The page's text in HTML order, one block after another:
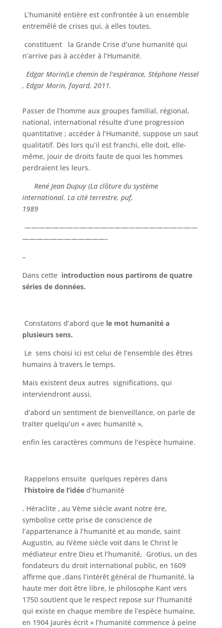
L’humanité entière est confrontée à un ensemble
entremêlé de crises qui, à elles toutes,
constituent la Grande Crise d’une humanité qui
n’arrive pas à accéder à l’Humanité.
Edgar Morin(Le chemin de l’espérance, Stéphane Hessel
, Edgar Morin, fayard, 2011.
Passer de l’homme aux groupes familial, régional,
national, international résulte d’une progression
quantitative ; accéder à l’Humanité‚ suppose un saut
qualitatif. Dès lors qu’il est franchi, elle doit, elle-
même, jouir de droits faute de quoi les hommes
perdraient les leurs.
René Jean Dupuy (La clôture du système
international. La cité terrestre, puf,
1989
—————————————————————————
————————————-
–
Dans cette introductionnous partirons de quatre
séries de données.
Constatons d’abord quele mot humanité a
plusieurs sens.
Le sens choisi ici est celui de l’ensemble des êtres
humains à travers le temps.
Mais existent deux autres significations, qui
interviendront aussi,
d’abord un sentiment de bienveillance, on parle de
traiter quelqu’un « avec humanité »,
enfin les caractères communs de l’espèce humaine.
Rappelons ensuite quelques repères dans
l’histoire de l’idée d’humanité
. Héraclite , au Vème siècle avant notre ère,
symbolise cette prise de conscience de
l’appartenance à l’humanité et au monde, saint
Augustin, au IVème siècle voit dans le Christ le
médiateur entre Dieu et l’humanité, Grotius, un des
fondateurs du droit international public, en 1609
affirme que ,dans l’intérêt général de l’humanité, la
haute mer doit être libre, le philosophe Kant vers
1750 soutient que le respect repose sur l’humanité
qui existe en chaque membre de l’espèce humaine,
en 1904 Jaurès écrit « l’humanité commence à peine